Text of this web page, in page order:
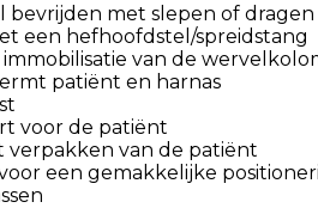
bevrijden met slepen of dragen
een hefhoofdstel/spreidstang
van de
patiënt en harnas
voor de patiënt
van de patiënt
een gemakkelijke